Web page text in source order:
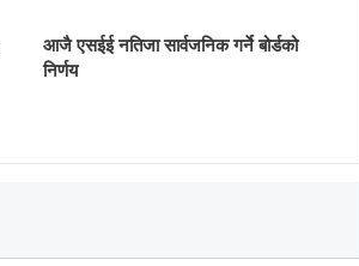
आजै एसईई नतिजा सार्वजनिक गर्ने बोर्डको
निर्णय